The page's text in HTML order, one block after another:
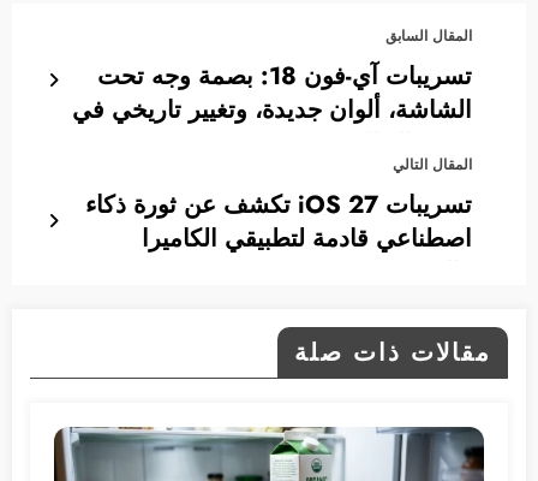
المقال السابق
تسريبات آي-فون 18: بصمة وجه تحت
الشاشة، ألوان جديدة، وتغيير تاريخي في
المقال التالي
تسريبات iOS 27 تكشف عن ثورة ذكاء
اصطناعي قادمة لتطبيقي الكاميرا
مقالات ذات صلة